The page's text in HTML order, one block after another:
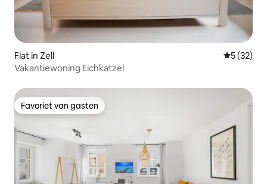
Flat in Zell
5 (32)
Vakantiewoning Eichkatzel
Favoriet van gasten
Favoriet van gasten